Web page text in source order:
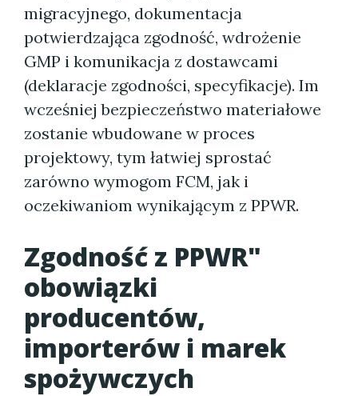
migracyjnego, dokumentacja
potwierdzająca zgodność, wdrożenie
GMP i komunikacja z dostawcami
(deklaracje zgodności, specyfikacje). Im
wcześniej bezpieczeństwo materiałowe
zostanie wbudowane w proces
projektowy, tym łatwiej sprostać
zarówno wymogom FCM, jak i
oczekiwaniom wynikającym z PPWR.
Zgodność z PPWR"
obowiązki
producentów,
importerów i marek
spożywczych